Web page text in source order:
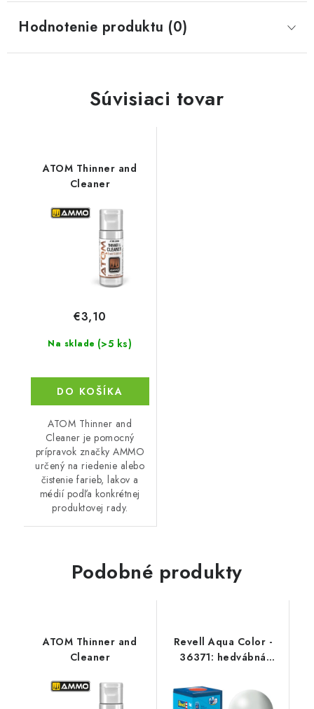
Hodnotenie produktu (0)
Súvisiaci tovar
ATOM Thinner and
Cleaner
Na sklade (>5 ks)
€3,10
DO KOŠÍKA
ATOM Thinner and
Cleaner je pomocný
prípravok značky AMMO
určený na riedenie alebo
čistenie farieb, lakov a
médií podľa konkrétnej
produktovej rady.
Podobné produkty
ATOM Thinner and
Cleaner
Revell Aqua Color -
36371: hedvábná
silk)